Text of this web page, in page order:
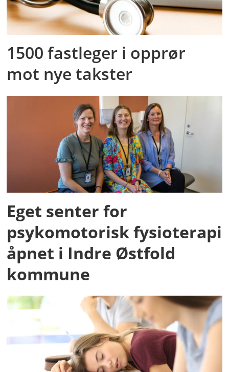
1500 fastleger i opprør
mot nye takster
Eget senter for
psykomotorisk fysioterapi
åpnet i Indre Østfold
kommune